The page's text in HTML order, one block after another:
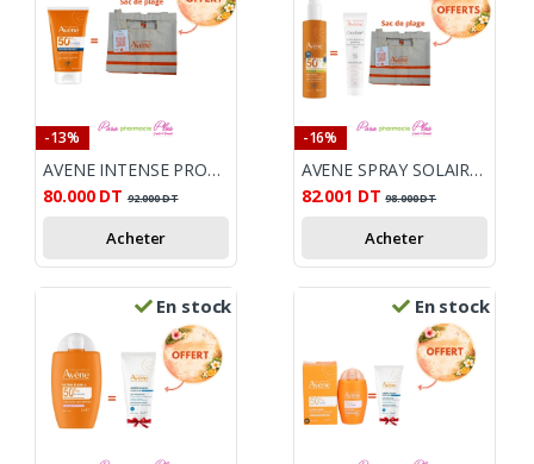
-13%
AVENE INTENSE PROTECT SPF50+ 150ML INVISIBLE + SAC DE PLAGE OFFERT
80.000 DT 92.000DT
Acheter
-16%
AVENE SPRAY SOLAIRE KIDS SPF50+ 200ML+ CREME CICALFATE+ 40ML OFFERTE+SAC DE PLAGE
82.001 DT 98.000DT
Acheter
En stock En stock